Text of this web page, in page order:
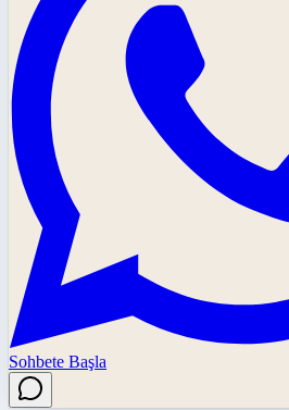
Sohbete Başla